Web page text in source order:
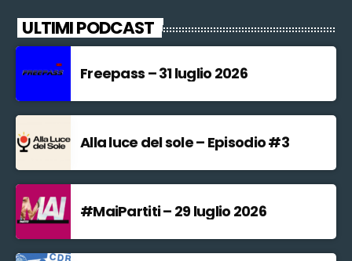
ULTIMI PODCAST
Freepass – 31 luglio 2026
Alla luce del sole – Episodio #3
#MaiPartiti – 29 luglio 2026